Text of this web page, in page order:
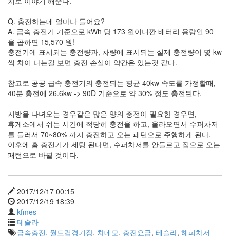
Q. 충전하는데 얼마나 들어요?
A. 급속 충전기 기준으로 kWh 당 173 원이니깐 배터리 용량인 90
을 곱하면 15,570 원!
충전기에 표시되는 충전량과, 차량에 표시되는 실제 충전량이 몇 kw
씩 차이 나는걸 보면 충전 손실이 약간은 있는것 같다.
참고로 공공 급속 충전기의 충전되는 평균 40kw 속도를 가정할때,
40분 충전에 26.6kw -> 90D 기준으로 약 30% 정도 충전된다.
지방을 다녀오는 경우같은 많은 양의 충전이 필요한 경우면,
휴게소에서 쉬는 시간에 적당히 충전을 하고, 올라오면서 수퍼차저
를 들러서 70~80% 까지 충전하고 오는 패턴으로 주행하게 된다.
이후에 홈 충전기가 세팅 된다면, 수퍼차저를 안들르고 집으로 오는
패턴으로 바뀔 것이다.
2017/12/17 00:15
2017/12/19 18:39
kfmes
테슬라
급속충전, 월드컵경기장, 차데모, 충전요금, 테슬라, 해피차저
눅
스
40
개
발
Android
6
도
우
5
Java
28
6
1
PHP
0
HTML,JS
3